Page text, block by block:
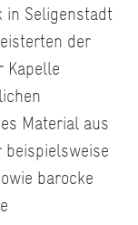
in Seligenstadt
der
Kapelle
Material aus
barocke